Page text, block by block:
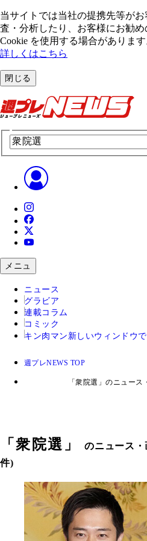
当サイトでは当社の提携先等が
査・分析したり、お客様にお勧
Cookie を使⽤する場合があります
詳しくはこちら
閉じる
メニュ
ニュース
グラビア
連載コラム
コミック
キン肉マン 新しいウィンドウで
週プレNEWS TOP
「衆院選」のニュー
「衆院選 」のニュース
件)